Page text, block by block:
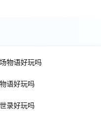
物语好玩吗
语好玩吗
录好玩吗